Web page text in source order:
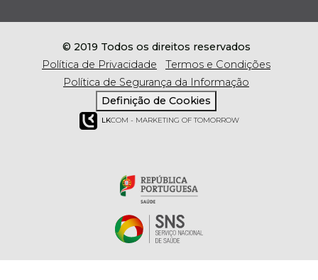
© 2019 Todos os direitos reservados
Política de Privacidade
Termos e Condições
Política de Segurança da Informação
Definição de Cookies
LKCOM - MARKETING OF TOMORROW